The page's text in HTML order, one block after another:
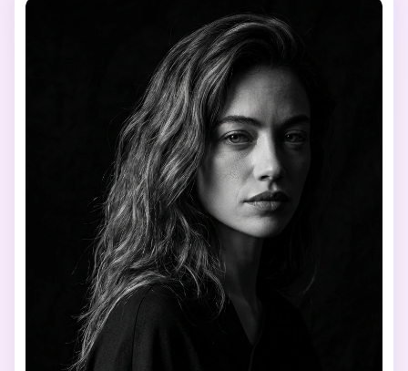
aesthetic.
Clean, sharp details, professional studio quality.
No cartoon, no illustration, no anime, no exaggerated
beauty filter.